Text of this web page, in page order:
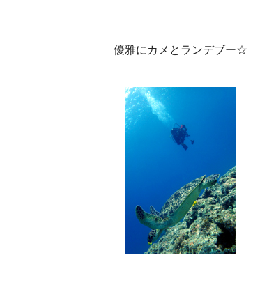
優雅にカメとランデブー☆